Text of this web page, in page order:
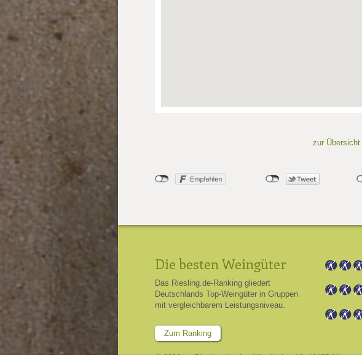
zur Übersicht
Die besten Weingüter
Das Riesling.de-Ranking gliedert
Deutschlands Top-Weingüter in Gruppen
mit vergleichbarem Leistungsniveau.
Zum Ranking